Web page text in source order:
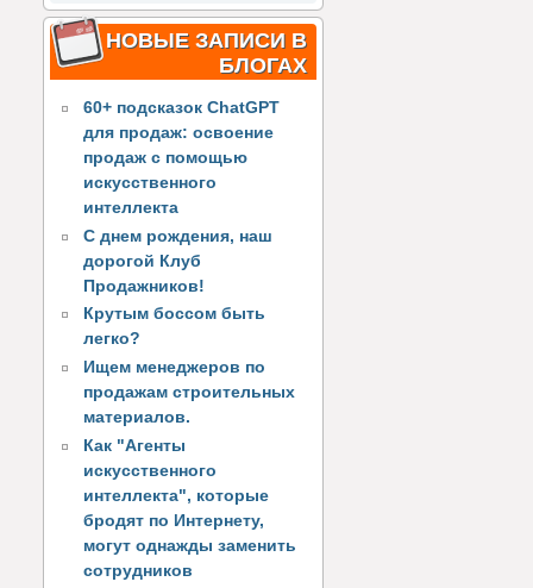
НОВЫЕ ЗАПИСИ В
БЛОГАХ
60+ подсказок ChatGPT
для продаж: освоение
продаж с помощью
искусственного
интеллекта
С днем рождения, наш
дорогой Клуб
Продажников!
Крутым боссом быть
легко?
Ищем менеджеров по
продажам строительных
материалов.
Как "Агенты
искусственного
интеллекта", которые
бродят по Интернету,
могут однажды заменить
сотрудников